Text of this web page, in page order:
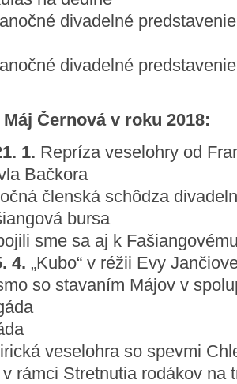
divadelné
divadelné
Černová v roku 2018:
1. Repríza veselohry od
Bačkora
členská schôdza
bursa
sme sa aj k
4. „Kubo“ v réžii Evy
so stavaním Májov v
veselohra so spevmi
rámci Stretnutia rodákov na